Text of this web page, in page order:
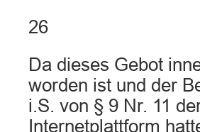
26
Da dieses Gebot
worden ist und der
i.S. von § 9 Nr. 11
Internetplattform